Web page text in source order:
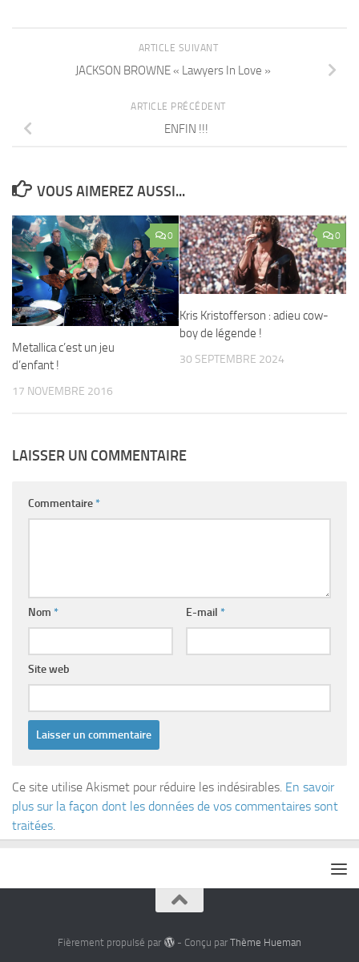
ARTICLE SUIVANT
JACKSON BROWNE « Lawyers In Love »
ARTICLE PRÉCÉDENT
ENFIN !!!
VOUS AIMEREZ AUSSI...
0
Metallica c’est un jeu
d’enfant !
17 NOVEMBRE 2016
0
Kris Kristofferson : adieu cow-
boy de légende !
30 SEPTEMBRE 2024
LAISSER UN COMMENTAIRE
Commentaire*
Nom * E-mail *
Site web
Ce site utilise Akismet pour réduire les indésirables. En savoir
plus sur la façon dont les données de vos commentaires sont
traitées.
Fièrement propulsé par - Conçu par Thème Hueman